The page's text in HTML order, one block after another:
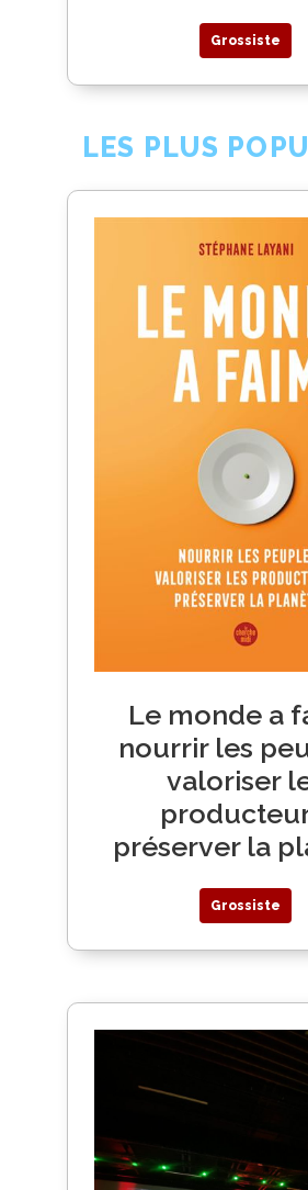
Grossiste
LES PLUS
Le monde a
nourrir les
valoriser
préserver la
Grossiste